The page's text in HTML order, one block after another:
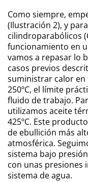
Como siempre,
(Ilustración 2), y
cilindroparabólicos
funcionamiento en
vamos a repasar lo
casos previos
suministrar calor
250ºC, el límite
fluido de trabajo.
utilizamos aceite
425ºC. Este
de ebullición más
atmosférica.
sistema bajo
con unas presiones
sistema de agua.